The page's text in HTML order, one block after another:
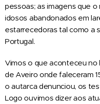
pessoas; as imagens que
idosos abandonados em
estarrecedoras tal como a
Portugal.
Vimos o que aconteceu no
de Aveiro onde faleceram
o autarca denunciou, os
Logo ouvimos dizer aos